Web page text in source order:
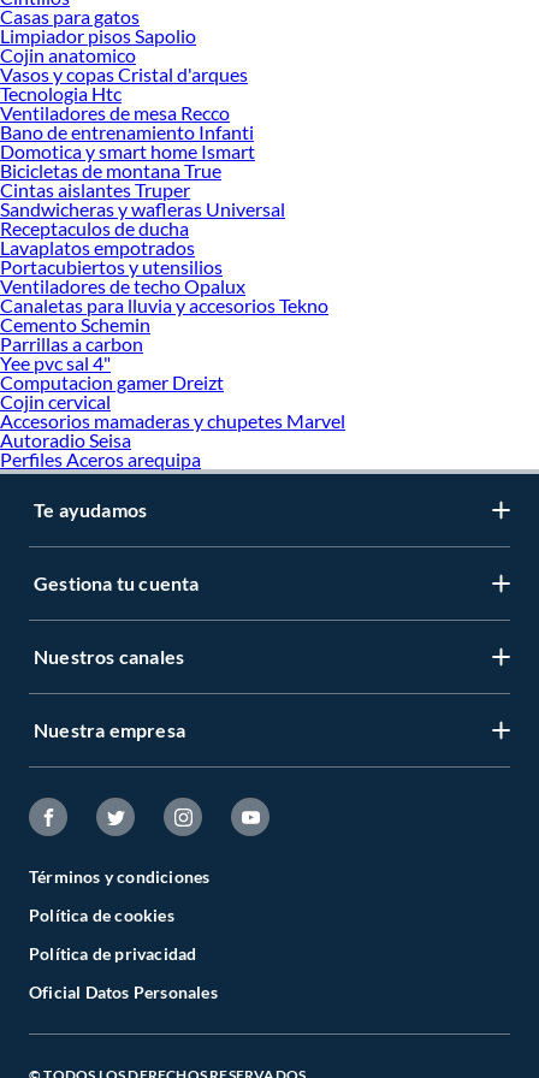
oferta de marcas prestigiosas y reconocidas en Seguridad y Vigilancia Smart. De
esta manera, inviertes en durabilidad, rendimiento, excelencia y satisfacción
garantizada.
Casas para gatos
Limpiador pisos Sapolio
Cojin anatomico
Vasos y copas Cristal d'arques
Tecnologia Htc
Ventiladores de mesa Recco
Bano de entrenamiento Infanti
Domotica y smart home Ismart
Bicicletas de montana True
Cintas aislantes Truper
Sandwicheras y wafleras Universal
Receptaculos de ducha
Lavaplatos empotrados
Portacubiertos y utensilios
Ventiladores de techo Opalux
Canaletas para lluvia y accesorios Tekno
Cemento Schemin
Parrillas a carbon
Yee pvc sal 4"
Computacion gamer Dreizt
Cojin cervical
Accesorios mamaderas y chupetes Marvel
Autoradio Seisa
Perfiles Aceros arequipa
Te ayudamos
Gestiona tu cuenta
Nuestros canales
Nuestra empresa
Términos y condiciones
Política de cookies
Política de privacidad
Oficial Datos Personales